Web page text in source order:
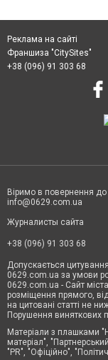
Реклама на сайті
Франшиза "CitySites"
+38 (096) 91 303 68
Віримо в повернення
info@0629.com.ua
Журналисты сайта
+38 (096) 91 303 68
Допускається
0629.com.ua за умови
0629.com.ua - Сайт
розміщення прямого,
на цитовані статті не
Порушення виняткових
Матеріали з плашками
матеріал",
"PR", "Офіційно",